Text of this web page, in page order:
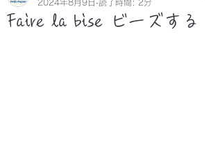
Faire la bise ビーズする
2024年8月9日 読了時間: 2分